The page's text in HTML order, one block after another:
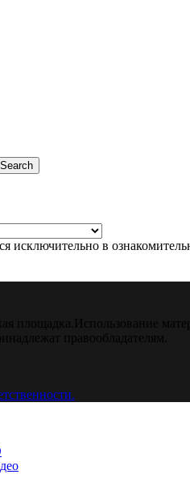
Search
исключительно в
площадка.Использование
правообладателям.